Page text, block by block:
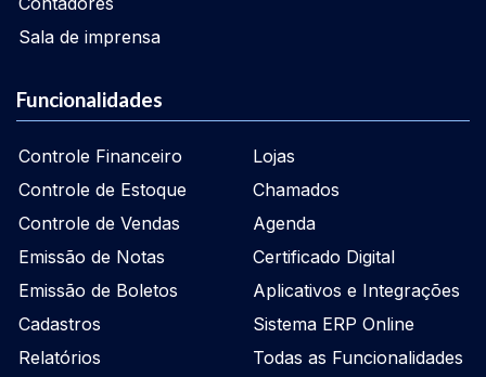
Sala de imprensa
Funcionalidades
Controle Financeiro
Controle de Estoque
Controle de Vendas
Emissão de Notas
Emissão de Boletos
Cadastros
Relatórios
Lojas
Chamados
Agenda
Certificado Digital
Aplicativos e Integrações
Sistema ERP Online
Todas as Funcionalidades